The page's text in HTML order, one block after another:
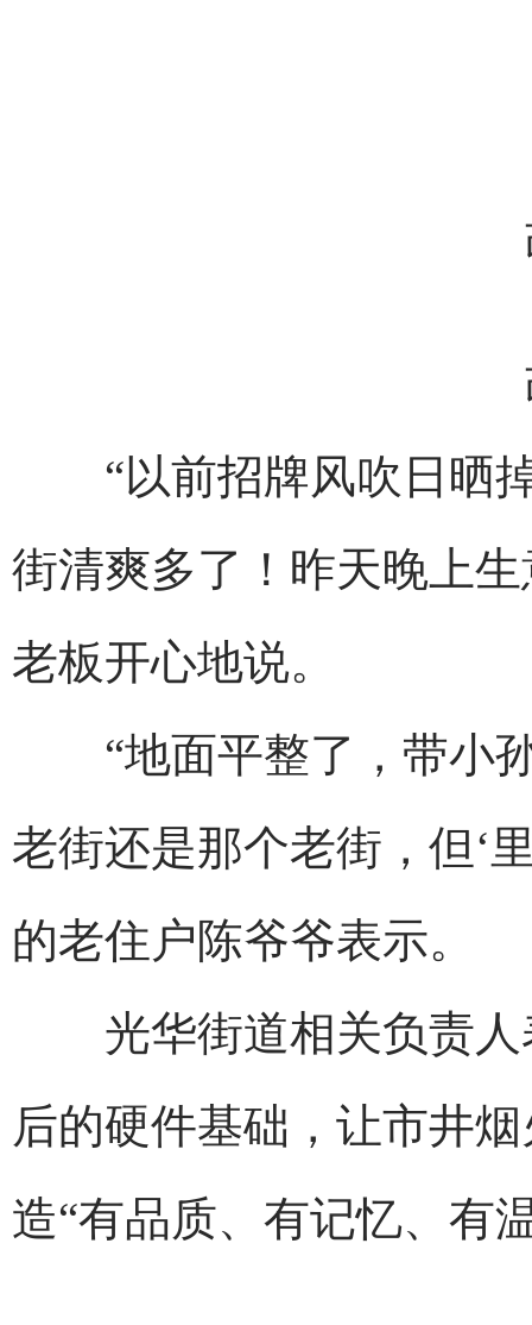
“以前招牌风吹日晒掉
街清爽多了！昨天晚上
老板开心地说。
“地面平整了，带小孙
老街还是那个老街，但‘
的老住户陈爷爷表示。
光华街道相关负责人
后的硬件基础，让市井
造“有品质、有记忆、有